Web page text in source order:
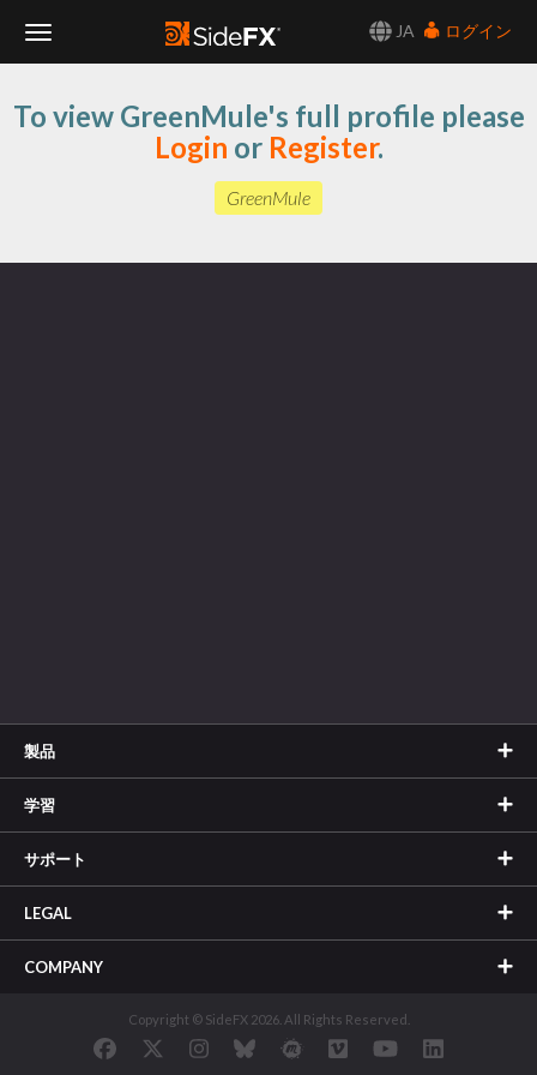
JA
ログイン
Navigation
To view GreenMule's full profile please
Login or Register.
GreenMule
製品
学習
サポート
LEGAL
COMPANY
Copyright © SideFX 2026. All Rights Reserved.